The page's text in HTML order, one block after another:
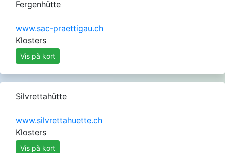
Fergenhütte
www.sac-praettigau.ch
Klosters
Vis på kort
Silvrettahütte
www.silvrettahuette.ch
Klosters
Vis på kort